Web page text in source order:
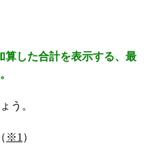
算した合計を表示する、最
う。
※1 ）